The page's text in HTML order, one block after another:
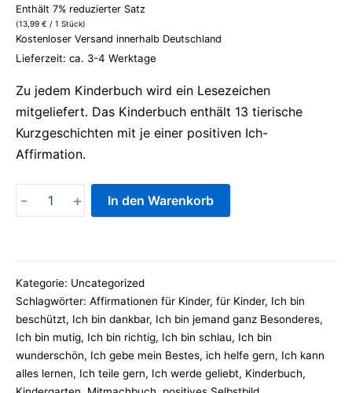
Enthält 7% reduzierter Satz
(13,99 € / 1 Stück)
Kostenloser Versand innerhalb Deutschland
Lieferzeit: ca. 3-4 Werktage
Zu jedem Kinderbuch wird ein Lesezeichen
mitgeliefert. Das Kinderbuch enthält 13 tierische
Kurzgeschichten mit je einer positiven Ich-
Affirmation.
Kinderbuch:
Ich
genau
richtig.
Genauso,
wie
ich
bin!
Menge
- + In den Warenkorb
Kategorie: Uncategorized
Schlagwörter: Affirmationen für Kinder, für Kinder, Ich bin
beschützt, Ich bin dankbar, Ich bin jemand ganz Besonderes,
Ich bin mutig, Ich bin richtig, Ich bin schlau, Ich bin
wunderschön, Ich gebe mein Bestes, ich helfe gern, Ich kann
alles lernen, Ich teile gern, Ich werde geliebt, Kinderbuch,